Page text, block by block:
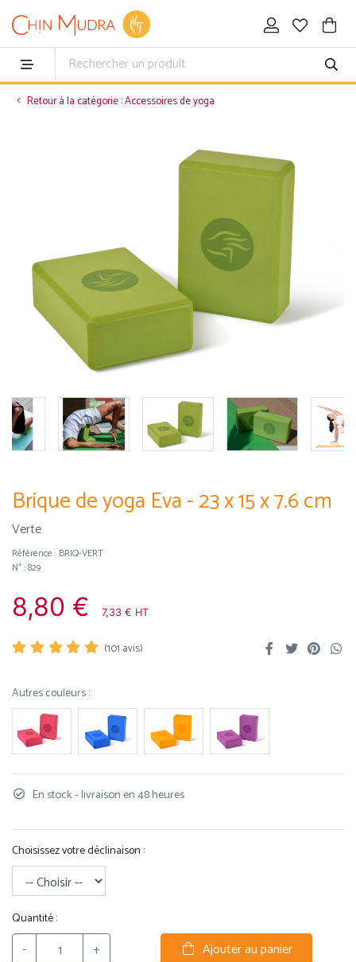
Retour à la catégorie : Accessoires de yoga
Brique de yoga Eva - 23 x 15 x 7.6 cm
Verte
Référence : BRIQ-VERT
N° : 829
8,80 € 7,33 € HT
(101 avis)
Autres couleurs :
En stock - livraison en 48 heures
Choisissez votre déclinaison :
Quantité :
- + Ajouter au panier